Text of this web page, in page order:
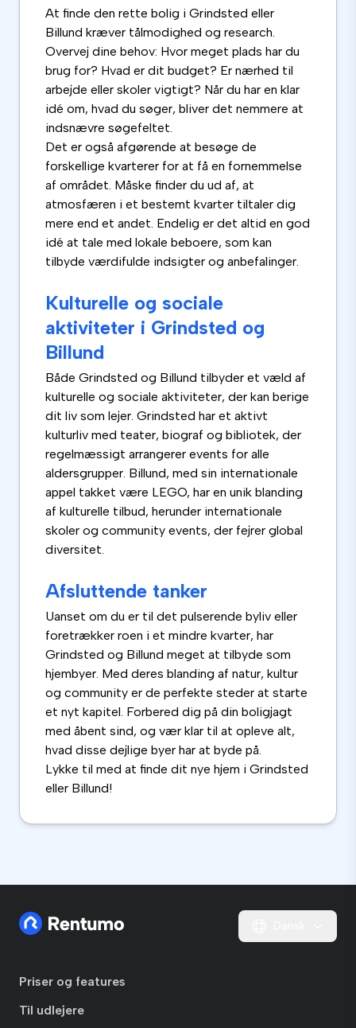
At finde den rette bolig i Grindsted eller
Billund kræver tålmodighed og research.
Overvej dine behov: Hvor meget plads har du
brug for? Hvad er dit budget? Er nærhed til
arbejde eller skoler vigtigt? Når du har en klar
idé om, hvad du søger, bliver det nemmere at
indsnævre søgefeltet.
Det er også afgørende at besøge de
forskellige kvarterer for at få en fornemmelse
af området. Måske finder du ud af, at
atmosfæren i et bestemt kvarter tiltaler dig
mere end et andet. Endelig er det altid en god
idé at tale med lokale beboere, som kan
tilbyde værdifulde indsigter og anbefalinger.
Kulturelle og sociale
aktiviteter i Grindsted og
Billund
Både Grindsted og Billund tilbyder et væld af
kulturelle og sociale aktiviteter, der kan berige
dit liv som lejer. Grindsted har et aktivt
kulturliv med teater, biograf og bibliotek, der
regelmæssigt arrangerer events for alle
aldersgrupper. Billund, med sin internationale
appel takket være LEGO, har en unik blanding
af kulturelle tilbud, herunder internationale
skoler og community events, der fejrer global
diversitet.
Afsluttende tanker
Uanset om du er til det pulserende byliv eller
foretrækker roen i et mindre kvarter, har
Grindsted og Billund meget at tilbyde som
hjembyer. Med deres blanding af natur, kultur
og community er de perfekte steder at starte
et nyt kapitel. Forbered dig på din boligjagt
med åbent sind, og vær klar til at opleve alt,
hvad disse dejlige byer har at byde på.
Lykke til med at finde dit nye hjem i Grindsted
eller Billund!
Priser og features
Til udlejere